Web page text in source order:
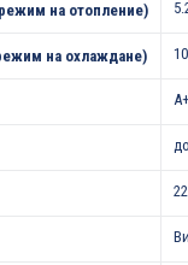
на отопление)
на охлаждане)